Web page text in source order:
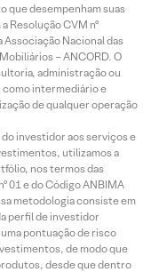
que desempenham suas
Resolução CVM nº
Nacional das
– ANCORD. O
administração ou
intermediário e
de qualquer operação
investidor aos serviços e
utilizamos a
nos termos das
01 e do Código ANBIMA
metodologia consiste em
perfil de investidor
pontuação de risco
de modo que
desde que dentro